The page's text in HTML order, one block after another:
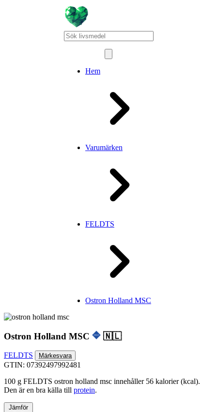
Hem
Varumärken
FELDTS
Ostron Holland MSC
Ostron Holland MSC 🇳🇱
FELDTS Märkesvara
GTIN: 07392497992481
100 g FELDTS ostron holland msc innehåller 56 kalorier (kcal).
Den är en bra källa till protein.
Jämför